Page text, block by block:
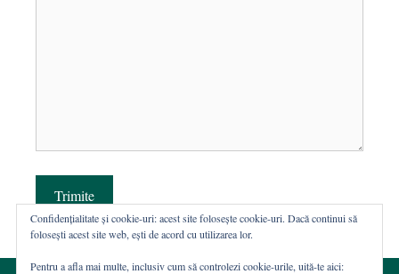
Trimite
Confidențialitate și cookie-uri: acest site folosește cookie-uri. Dacă continui să
folosești acest site web, ești de acord cu utilizarea lor.
Pentru a afla mai multe, inclusiv cum să controlezi cookie-urile, uită-te aici: